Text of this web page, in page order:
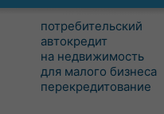
потребительский
автокредит
на недвижимость
для малого бизнеса
перекредитование